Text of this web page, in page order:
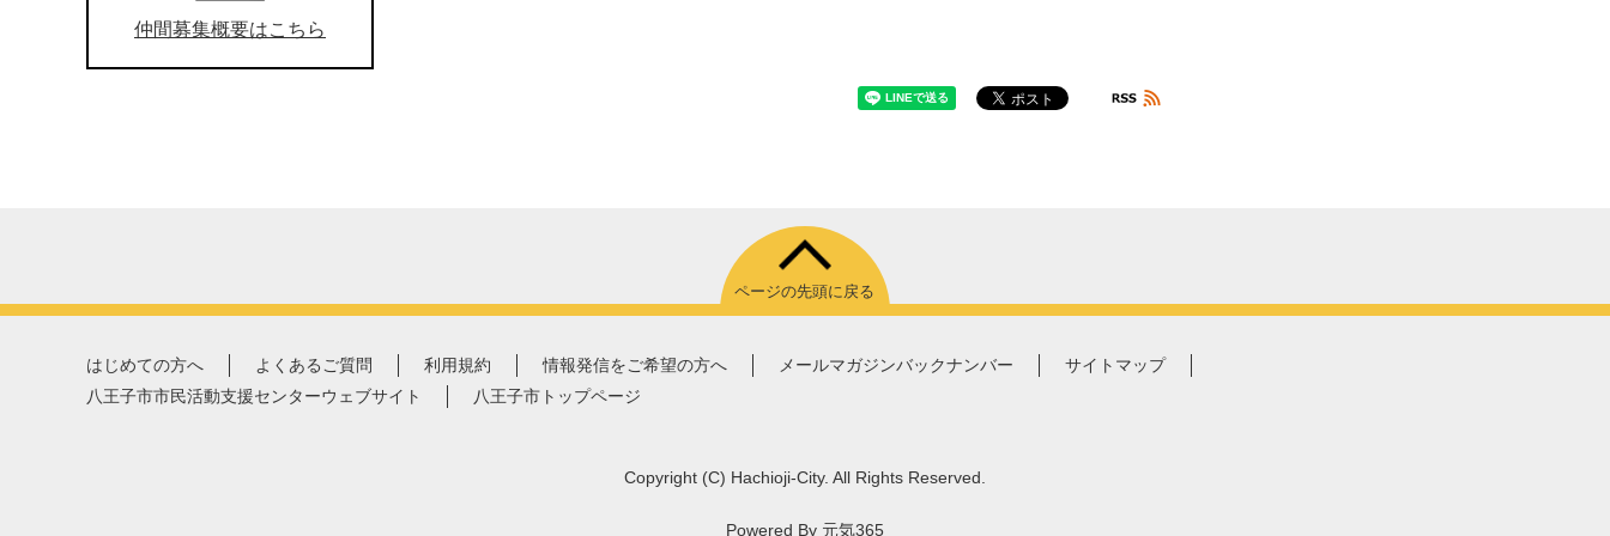
仲間募集概要はこちら
ページの先頭に戻る
はじめての方へ よくあるご質問 利用規約 情報発信をご希望の方へ メールマガジンバックナンバー
サイトマップ
八王子市市民活動支援センターウェブサイト
八王子市トップページ
Copyright (C) Hachioji-City. All Rights Reserved.
Powered By 元気365